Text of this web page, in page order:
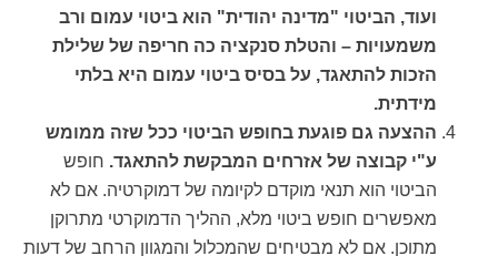
ועוד, הביטוי "מדינה יהודית" הוא ביטוי עמום ורב
משמעויות – והטלת סנקציה כה חריפה של שלילת
הזכות להתאגד, על בסיס ביטוי עמום היא בלתי
מידתית.
ההצעה גם פוגעת בחופש הביטוי ככל שזה ממומש
ע"י קבוצה של אזרחים המבקשת להתאגד. חופש
הביטוי הוא תנאי מוקדם לקיומה של דמוקרטיה. אם לא
מאפשרים חופש ביטוי מלא, ההליך הדמוקרטי מתרוקן
מתוכן. אם לא מבטיחים שהמכלול והמגוון הרחב של דעות